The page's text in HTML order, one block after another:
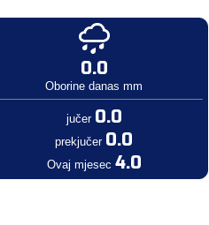
0.0
Oborine danas mm
jučer 0.0
prekjučer 0.0
Ovaj mjesec 4.0